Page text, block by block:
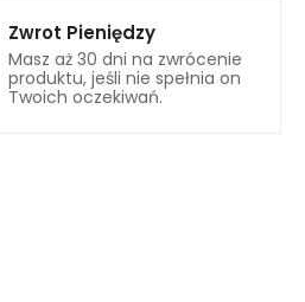
Zwrot Pieniędzy
Masz aż 30 dni na zwrócenie
produktu, jeśli nie spełnia on
Twoich oczekiwań.